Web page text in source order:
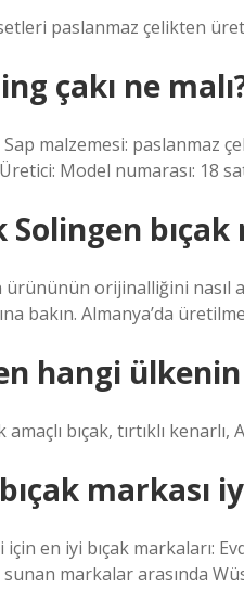
paslanmaz çelikten
çakı ne
malzemesi: paslanmaz
Model numarası: 18
Solingen bıçak
ürününün orijinalliğini nasıl
bakın. Almanya’da
hangi ülkenin
bıçak, tırtıklı
markası
için en iyi bıçak markaları:
markalar arasında